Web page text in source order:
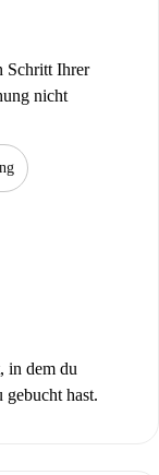
Schritt Ihrer
nicht
in dem du
gebucht hast.